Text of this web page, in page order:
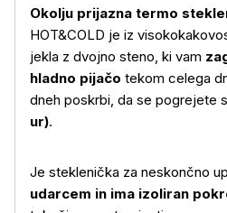
Okolju prijazna termo
HOT&COLD je iz
jekla z dvojno steno, ki vam
hladno pijačo tekom celega
dneh poskrbi, da se pogrejete s
ur).
Je steklenička za neskončno
udarcem in ima izoliran